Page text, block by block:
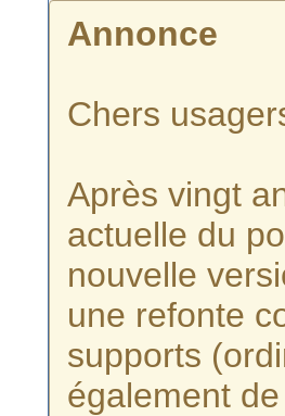
Annonce
Chers
Après vingt
actuelle du
nouvelle
une refonte
supports
également